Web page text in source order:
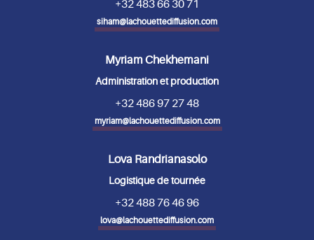
+32 483 66 30 71
siham@lachouettediffusion.com
Myriam Chekhemani
Administration et production
+32 486 97 27 48
myriam@lachouettediffusion.com
Lova Randrianasolo
Logistique de tournée
+32 488 76 46 96
lova@lachouettediffusion.com